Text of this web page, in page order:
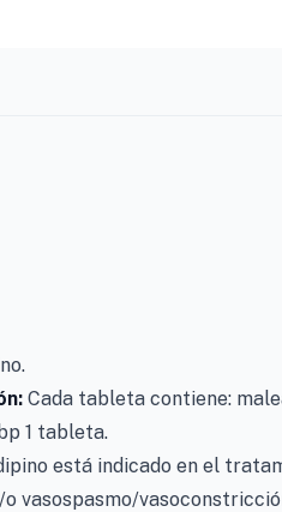
Cada tableta contiene:
1 tableta.
está indicado en el
vasospasmo/